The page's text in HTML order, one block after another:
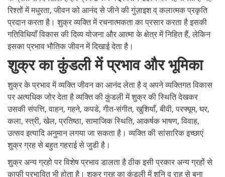
रिश्तों में मधुरता, जीवन को आनंद से जीने की गुंज़ाइश व् कलात्मक प्रकृति
प्रदान करता है। शुक्र व्यक्ति में रचनात्मकता का प्रसार करता है इसकी
गतिविधियाँ विकास की दिव्य योजना और आत्मा के क्षेत्र में निहित हैं, लेकिन
इसका प्रभाव भौतिक जीवन में दिखाई देता है।
शुक्र का कुंडली में प्रभाव और भूमिका
शुक्र के प्रभाव में व्यक्ति जीवन का आनंद लेता है व् अपने व्यक्तिगत विकास
पर अत्यधिक जोर देता है व्यक्ति की कुंडली में शुक्र की स्थिति देखकर
उसकी संपत्ति, वाहन, गहने, कपडे, गीत-संगीत, खुशियाँ, बीवी, परफ्यूम, घर,
कला, स्त्री, खेल, प्रतिष्ठा, सामाजिक स्थिति, आकर्षक भाषण, विवाह,
उत्सव इत्यादि अनुमान लगया जा सकता है। व्यक्ति की सांसारिक इच्छाएं
शुक्र ग्रह से बहुत गहराई से जुडी है।
शुक्र अन्य ग्रहो पर विशेष प्रभाव डालता है ठीक इसी प्रकार अन्य ग्रहों से
काफी प्रभावित भी होता है। शुक्र ग्रह का कुंडली में शनि व् राहु से बना